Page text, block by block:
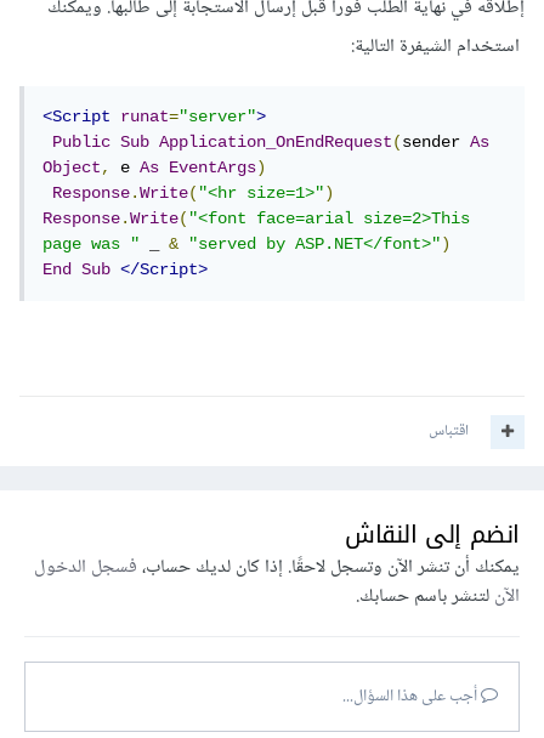
إطلاقه في نهاية الطلب فوراً قبل إرسال الاستجابة إلى طالبها. ويمكنك
استخدام الشيفرة التالية:
<Script runat="server">
Public
Sub Application_OnEndRequest(sender As
Object, e As EventArgs)
Response.Write("<hr size=1>")
Response.Write("<font face=arial size=2>This
page was "
_ & "served by ASP.NET</font>")
End
Sub </Script>
اقتباس
انضم إلى النقاش
يمكنك أن تنشر الآن وتسجل لاحقًا. إذا كان لديك حساب،فسجل الدخول
الآنلتنشر باسم حسابك.
أجب على هذا السؤال...